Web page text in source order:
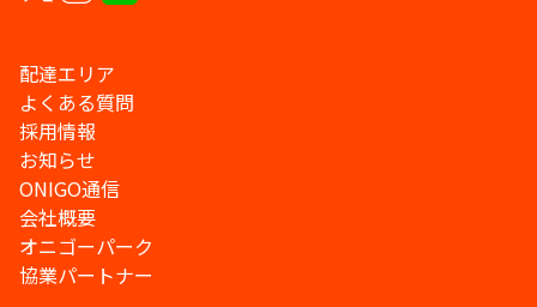
配達エリア
よくある質問
採用情報
お知らせ
ONIGO通信
会社概要
オニゴーパーク
協業パートナー